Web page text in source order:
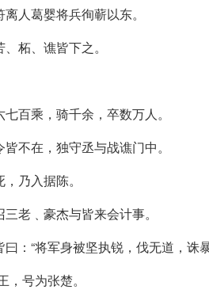
人葛婴将兵徇蕲以东。
柘、谯皆下之。
百乘，骑千余，卒数万人。
不在，独守丞与战谯门中。
乃入据陈。
老﹑豪杰与皆来会计事。
：“将军身被坚执锐，伐无道，诛
，号为张楚。